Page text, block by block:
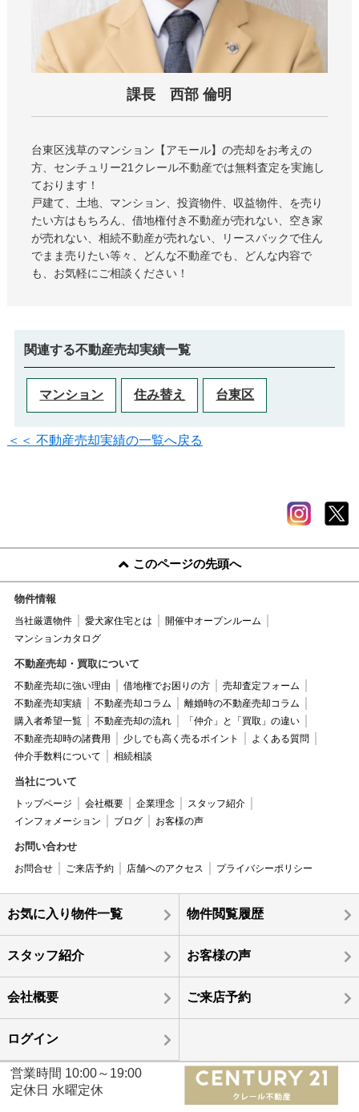
課長 西部 倫明
台東区浅草のマンション アモール
の売却をお考えの
方、センチュリー21クレール不動産では無料査定を実施し
ております！
戸建て、土地、マンション、投資物件、収益物件、を売り
たい方はもちろん、借地権付き不動産が売れない、空き家
が売れない、相続不動産が売れない、リースバックで住ん
でまま売りたい等々、どんな不動産でも、どんな内容で
も、お気軽にご相談ください！
関連する不動産売却実績一覧
マンション 住み替え 台東区
＜＜ 不動産売却実績の一覧へ戻る
このページの先頭へ
物件情報
当社厳選物件 愛犬家住宅とは
開催中オープンルーム
マンションカタログ
不動産売却・買取について
不動産売却に強い理由 借地権でお困りの方
売却査定フォーム
不動産売却実績
不動産売却コラム
離婚時の不動産売却コラム
購入者希望一覧
不動産売却の流れ
「仲介」と「買取」の違い
不動産売却時の諸費用
少しでも高く売るポイント
よくある質問
仲介手数料について
相続相談
当社について
トップページ 会社概要 企業理念
スタッフ紹介
インフォメーション
ブログ お客様の声
お問い合わせ
お問合せ ご来店予約 店舗へのアクセス プライバシーポリシー
お気に入り物件一覧 物件閲覧履歴
スタッフ紹介 お客様の声
会社概要 ご来店予約
ログイン
営業時間 10:00～19:00
定休日 水曜定休